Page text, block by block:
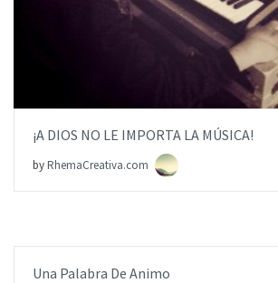
0 COMMENTS
¡A DIOS NO LE IMPORTA LA MÚSICA!
byRhemaCreativa.com
Una Palabra De Animo